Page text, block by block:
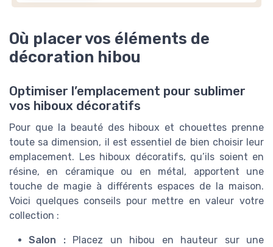
Où placer vos éléments de
décoration hibou
Optimiser l’emplacement pour sublimer
vos hiboux décoratifs
Pour que la beauté des hiboux et chouettes prenne
toute sa dimension, il est essentiel de bien choisir leur
emplacement. Les hiboux décoratifs, qu’ils soient en
résine, en céramique ou en métal, apportent une
touche de magie à différents espaces de la maison.
Voici quelques conseils pour mettre en valeur votre
collection :
Salon :Placez un hibou en hauteur sur une